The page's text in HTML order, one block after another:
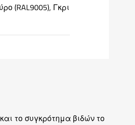
(RAL9005), Γκρι
το συγκρότημα βιδών το